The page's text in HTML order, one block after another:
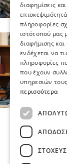
διαφημίσεις
πληροφορίες
ιστότοπού μας
διαφήμισης
ενδέχεται να
πληροφορίες
που έχουν
υπηρεσιών
περισσότερα